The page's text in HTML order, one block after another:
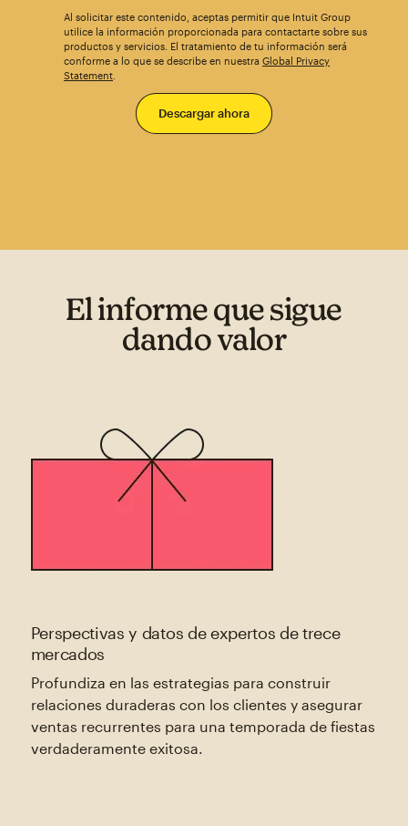
Al solicitar este contenido, aceptas permitir que Intuit Group
utilice la información proporcionada para contactarte sobre sus
productos y servicios. El tratamiento de tu información será
conforme a lo que se describe en nuestra Global Privacy
Statement
El informe que sigue
dando valor
Perspectivas y datos de expertos de trece
mercados
Profundiza en las estrategias para construir
relaciones duraderas con los clientes y asegurar
ventas recurrentes para una temporada de fiestas
verdaderamente exitosa.